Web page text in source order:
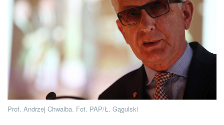
Prof. Andrzej Chwalba. Fot. PAP/Ł. Gągulski